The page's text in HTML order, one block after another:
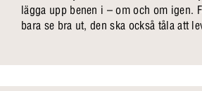
lägga upp benen i – om och om igen.
bara se bra ut, den ska också tåla att